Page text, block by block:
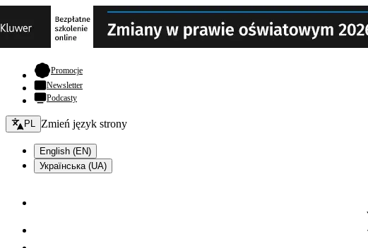
Promocje- otwiera się w nowej karcie
Newsletter
Podcasty
Zmień język - bieżący:
PL Zmień język strony
English (EN)
Українська (UA)